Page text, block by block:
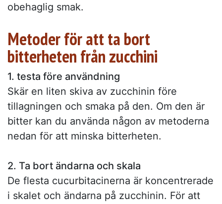
obehaglig smak.
Metoder för att ta bort
bitterheten från zucchini
1. testa före användning
Skär en liten skiva av zucchinin före
tillagningen och smaka på den. Om den är
bitter kan du använda någon av metoderna
nedan för att minska bitterheten.
2. Ta bort ändarna och skala
De flesta cucurbitacinerna är koncentrerade
i skalet och ändarna på zucchinin. För att